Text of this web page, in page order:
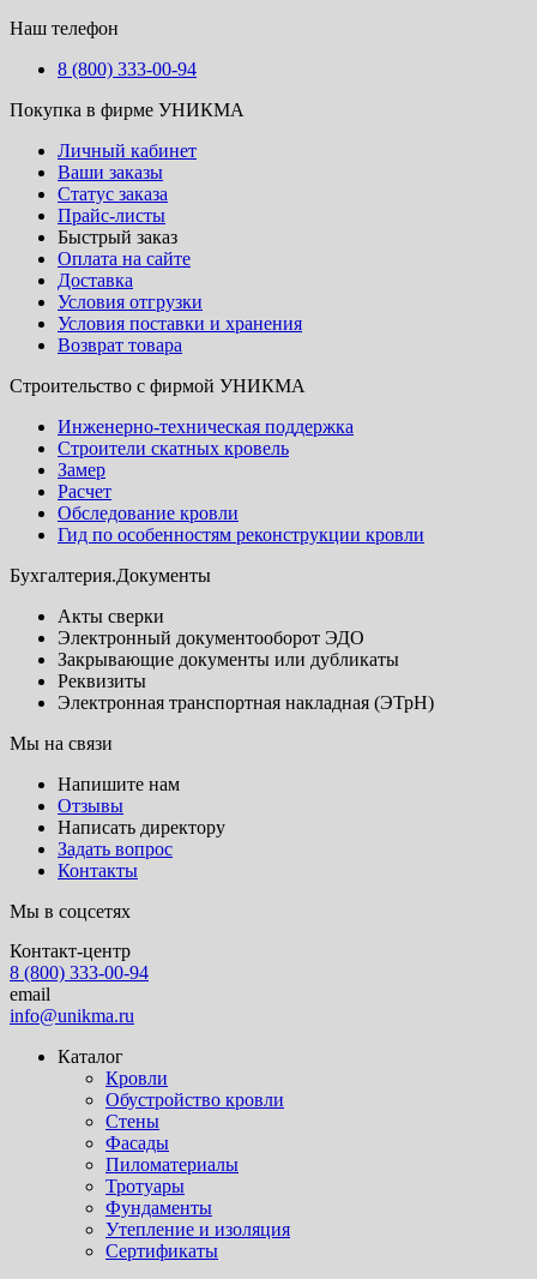
Наш телефон
8 (800) 333-00-94
Покупка в фирме УНИКМА
Личный кабинет
Ваши заказы
Статус заказа
Прайс-листы
Быстрый заказ
Оплата на сайте
Доставка
Условия отгрузки
Условия поставки и хранения
Возврат товара
Строительство с фирмой УНИКМА
Инженерно-техническая поддержка
Строители скатных кровель
Замер
Расчет
Обследование кровли
Гид по особенностям реконструкции кровли
Бухгалтерия.Документы
Акты сверки
Электронный документооборот ЭДО
Закрывающие документы или дубликаты
Реквизиты
Электронная транспортная накладная (ЭТрН)
Мы на связи
Напишите нам
Отзывы
Написать директору
Задать вопрос
Контакты
Мы в соцсетях
Контакт-центр
8 (800) 333-00-94
email
info@unikma.ru
Каталог
Кровли
Обустройство кровли
Стены
Фасады
Пиломатериалы
Тротуары
Фундаменты
Утепление и изоляция
Сертификаты